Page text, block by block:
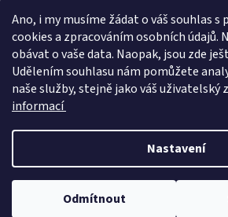
Ano, i my musíme žádat o váš souhlas s
cookies a zpracováním osobních údajů.
obávat o vaše data. Naopak, jsou zde
Udělením souhlasu nám pomůžete
naše služby, stejně jako váš uživatelský
informací
Nastavení
Odmítnout
info@d-klima.cz
+420 517 357 288
Copyright 2026Potrubi.cz. Všechna